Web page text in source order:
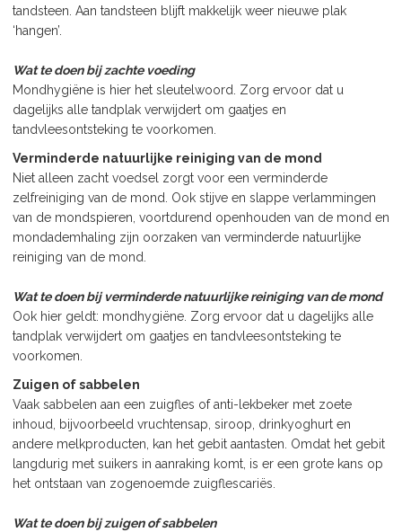
tandsteen. Aan tandsteen blijft makkelijk weer nieuwe plak
‘hangen’.
Wat te doen bij zachte voeding
Mondhygiëne is hier het sleutelwoord. Zorg ervoor dat u
dagelijks alle tandplak verwijdert om gaatjes en
tandvleesontsteking te voorkomen.
Verminderde natuurlijke reiniging van de mond
Niet alleen zacht voedsel zorgt voor een verminderde
zelfreiniging van de mond. Ook stijve en slappe verlammingen
van de mondspieren, voortdurend openhouden van de mond en
mondademhaling zijn oorzaken van verminderde natuurlijke
reiniging van de mond.
Wat te doen bij verminderde natuurlijke reiniging van de mond
Ook hier geldt: mondhygiëne. Zorg ervoor dat u dagelijks alle
tandplak verwijdert om gaatjes en tandvleesontsteking te
voorkomen.
Zuigen of sabbelen
Vaak sabbelen aan een zuigfles of anti-lekbeker met zoete
inhoud, bijvoorbeeld vruchtensap, siroop, drinkyoghurt en
andere melkproducten, kan het gebit aantasten. Omdat het gebit
langdurig met suikers in aanraking komt, is er een grote kans op
het ontstaan van zogenoemde zuigflescariës.
Wat te doen bij zuigen of sabbelen